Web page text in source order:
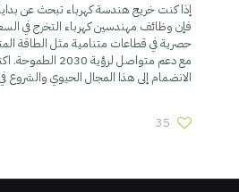
إذا كنت خريج هندسة كهرباء تبحث عن
فإن وظائف مهندسين كهرباء التخرج في
حصرية في قطاعات متنامية مثل الطاقة
مع دعم متواصل
الانضمام إلى هذا المجال الحيوي والشروع
35